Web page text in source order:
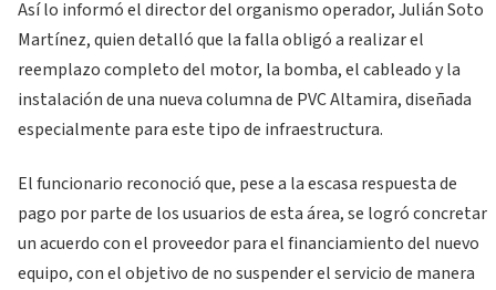
Así lo informó el director del organismo operador, Julián Soto
Martínez, quien detalló que la falla obligó a realizar el
reemplazo completo del motor, la bomba, el cableado y la
instalación de una nueva columna de PVC Altamira, diseñada
especialmente para este tipo de infraestructura.
El funcionario reconoció que, pese a la escasa respuesta de
pago por parte de los usuarios de esta área, se logró concretar
un acuerdo con el proveedor para el financiamiento del nuevo
equipo, con el objetivo de no suspender el servicio de manera